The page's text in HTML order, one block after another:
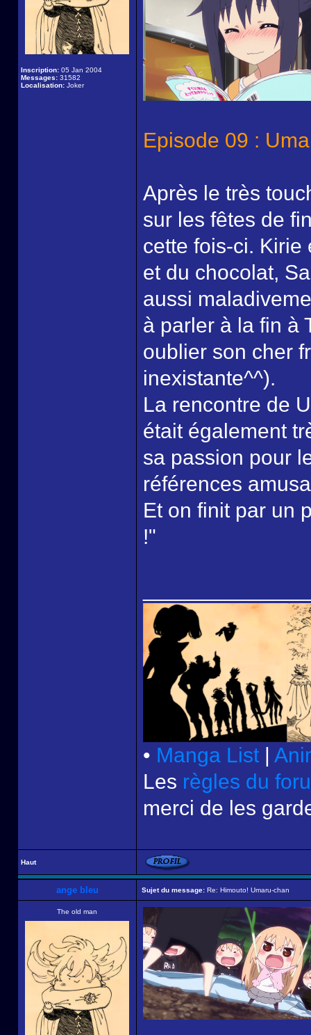
Inscription: 05 Jan 2004
Messages: 31582
Localisation: Joker
Episode 09 :
Après le très
sur les fêtes de
cette fois-ci. Kirie
et du chocolat,
aussi
à parler à la fin à
oublier son cher
inexistante^^).
La rencontre de
était également
sa passion pour
références
Et on finit par un
!"
• Manga List |
Les règles du
merci de les
Haut
ange bleu Sujet du message: Re: Himouto! Umaru-chan
The old man